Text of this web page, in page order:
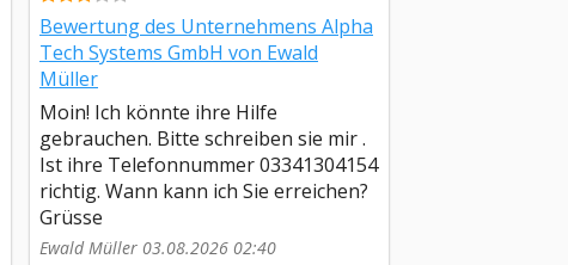
Bewertung des Unternehmens Alpha
Tech Systems GmbH von Ewald
Müller
Moin! Ich könnte ihre Hilfe
gebrauchen. Bitte schreiben sie mir .
Ist ihre Telefonnummer 03341304154
richtig. Wann kann ich Sie erreichen?
Grüsse
Ewald Müller 03.08.2026 02:40